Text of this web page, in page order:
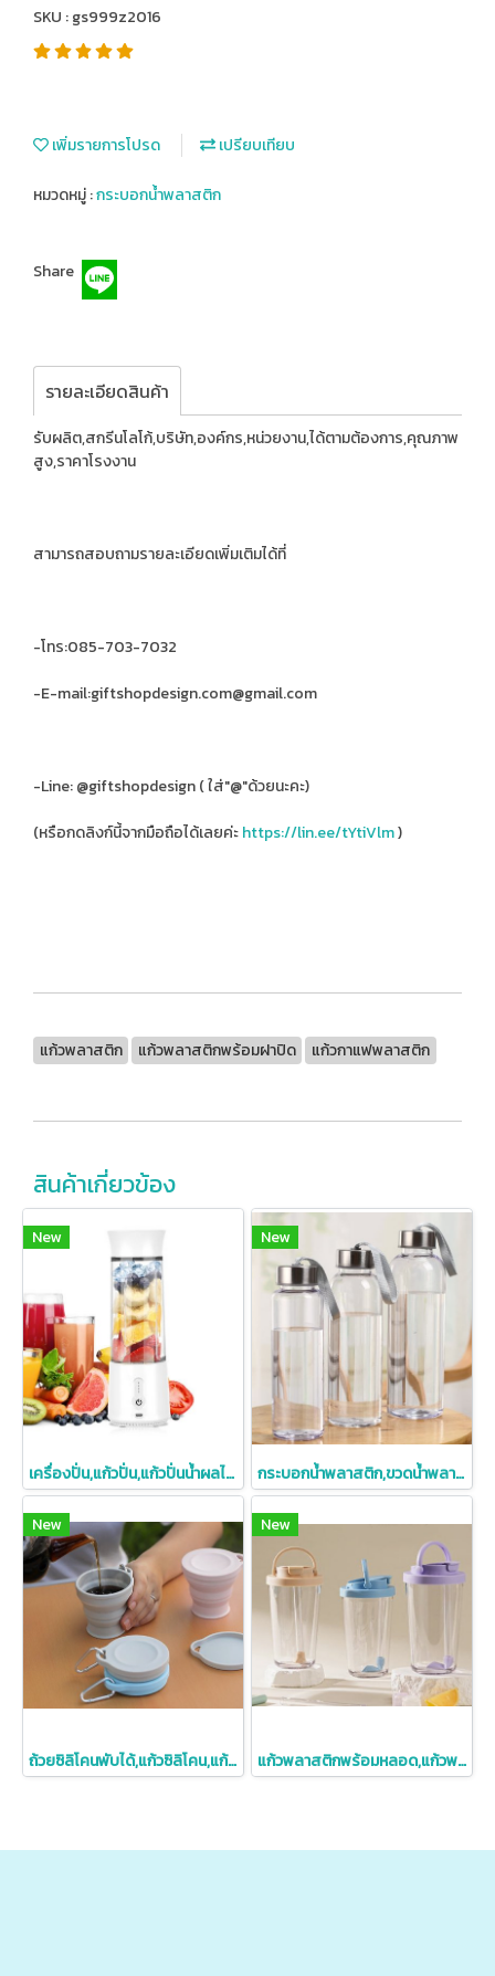
SKU : gs999z2016
เพิ่มรายการโปรด เปรียบเทียบ
หมวดหมู่ :กระบอกน้ำพลาสติก
Share
รายละเอียดสินค้า
รับผลิต,สกรีนโลโก้,บริษัท,องค์กร,หน่วยงาน,ได้ตามต้องการ,คุณภาพ
สูง,ราคาโรงงาน
สามารถสอบถามรายละเอียดเพิ่มเติมได้ที่
-โทร:085-703-7032
-E-mail:giftshopdesign.com@gmail.com
-Line: @giftshopdesign ( ใส่"@"ด้วยนะคะ)
(หรือกดลิงก์นี้จากมือถือได้เลยค่ะhttps://lin.ee/tYtiVlm)
แก้วพลาสติก แก้วพลาสติกพร้อมฝาปิด แก้วกาแฟพลาสติก
สินค้าเกี่ยวข้อง
New
เครื่องปั่น,แก้วปั่น,แก้วปั่นน้ำผลไม้,เครื่องปั่นน้ำผลไม้
New
กระบอกน้ำพลาสติก,ขวดน้ำพลาสติก,ขวดพลาสติกพร้อมเชือกห้อย
New
ถ้วยซิลิโคนพับได้,แก้วซิลิโคน,แก้วซิลิโคนพกพา,ถ้วยพับได้พร้อมที่ห้อย,180ml
New
แก้วพลาสติกพร้อมหลอด,แก้วพลาสติกใส่ชานม,แก้วพลาสติกใส,710ml